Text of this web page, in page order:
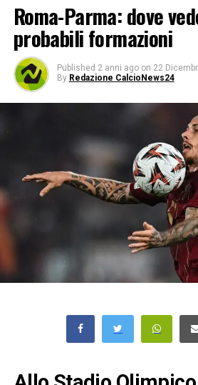
Roma-Parma: dove
probabili formazioni
Published 2 anni ago on 22
By Redazione CalcioNews24